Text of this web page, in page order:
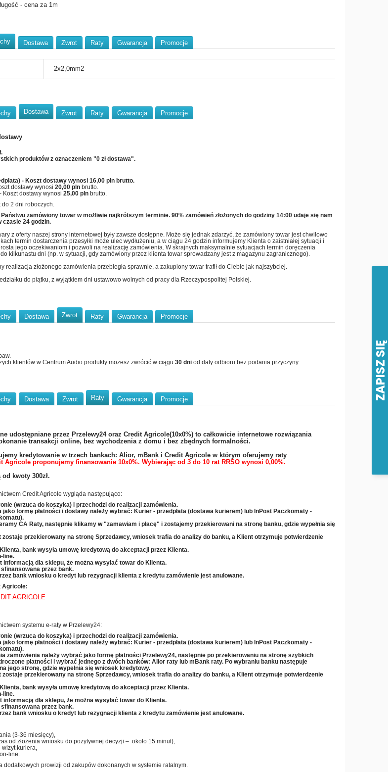
- cena za 1m
Dostawa Zwrot Raty Gwarancja Promocje
2x2,0mm2
Dostawa Zwrot Raty Gwarancja Promocje
produktów z oznaczeniem "0 zł dostawa".
- Koszt dostawy wynosi 16,00 plnbrutto.
dostawy wynosi 20,00 plnbrutto.
Koszt dostawy wynosi 25,00 plnbrutto.
do 2 dni roboczych.
zamówiony towar w możliwie najkrótszym terminie. 90% zamówień złożonych do godziny 14:00 udaje się nam
24 godzin.
z oferty naszej strony internetowej były zawsze dostępne. Może się jednak zdarzyć, że zamówiony towar jest chwilowo
termin dostarczenia przesyłki może ulec wydłużeniu, a w ciągu 24 godzin informujemy Klienta o zaistniałej sytuacji i
jego oczekiwaniom i pozwoli na realizację zamówienia. W skrajnych maksymalnie sytuacjach termin doręczenia
do kilkunastu dni (np. w sytuacji, gdy zamówiony przez klienta towar sprowadzany jest z magazynu zagranicznego).
realizacja złożonego zamówienia przebiegła sprawnie, a zakupiony towar trafił do Ciebie jak najszybciej.
do piątku, z wyjątkiem dni ustawowo wolnych od pracy dla Rzeczypospolitej Polskiej.
Dostawa Zwrot Raty Gwarancja Promocje
klientów w Centrum Audio produkty możesz zwrócić w ciągu 30 dniod daty odbioru bez podania przyczyny.
Dostawa Zwrot Raty Gwarancja Promocje
udostępniane przez Przelewy24 oraz Credit Agricole(10x0%) to całkowicie internetowe rozwiązania
transakcji online, bez wychodzenia z domu i bez zbędnych formalności.
kredytowanie w trzech bankach: Alior, mBank i Credit Agricole w którym oferujemy raty
Agricole proponujemy finansowanie 10x0%. Wybierając od 3 do 10 rat RRSO wynosi 0,00%.
kwoty 300zł.
Credit Agricole wygląda następująco:
(wrzuca do koszyka) i przechodzi do realizacji zamówienia.
jako formę płatności i dostawy należy wybrać: Kurier - przedpłata (dostawa kurierem) lub InPost Paczkomaty -
CA Raty, następnie klikamy w "zamawiam i płacę" i zostajemy przekierowani na stronę banku, gdzie wypełnia się
zostaje przekierowany na stronę Sprzedawcy, wniosek trafia do analizy do banku, a Klient otrzymuje potwierdzenie
bank wysyła umowę kredytową do akceptacji przez Klienta.
line.
dla sklepu, że można wysyłać towar do Klienta.
przez bank.
bank wniosku o kredyt lub rezygnacji klienta z kredytu zamówienie jest anulowane.
Agricole:
AGRICOLE
systemu e-raty w Przelewy24:
(wrzuca do koszyka) i przechodzi do realizacji zamówienia.
jako formę płatności i dostawy należy wybrać: Kurier - przedpłata (dostawa kurierem) lub InPost Paczkomaty -
zamówienia należy wybrać jako formę płatności Przelewy24, następnie po przekierowaniu na stronę szybkich
płatności i wybrać jednego z dwóch banków: Alior raty lub mBank raty. Po wybraniu banku następuje
na jego stronę, gdzie wypełnia się wniosek kredytowy.
zostaje przekierowany na stronę Sprzedawcy, wniosek trafia do analizy do banku, a Klient otrzymuje potwierdzenie
bank wysyła umowę kredytową do akceptacji przez Klienta.
line.
dla sklepu, że można wysyłać towar do Klienta.
przez bank.
bank wniosku o kredyt lub rezygnacji klienta z kredytu zamówienie jest anulowane.
(3-36 miesięcy),
od złożenia wniosku do pozytywnej decyzji – około 15 minut),
kuriera,
line.
dodatkowych prowizji od zakupów dokonanych w systemie ratalnym.